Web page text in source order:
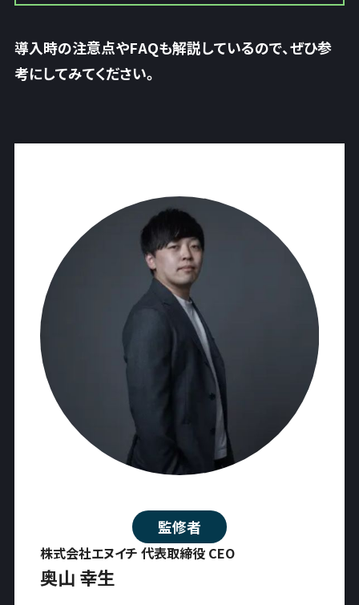
導入時の注意点やFAQも解説しているので、ぜひ参
考にしてみてください。
監修者
株式会社エヌイチ 代表取締役 CEO
奥山 幸生